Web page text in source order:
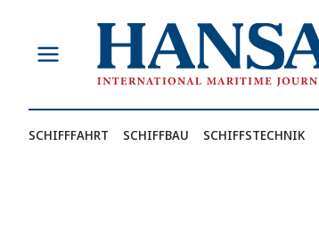
springen
SCHIFFFAHRT SCHIFFBAU SCHIFFSTECHNIK